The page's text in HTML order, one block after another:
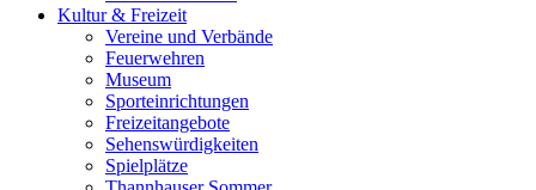
Kultur & Freizeit
Vereine und Verbände
Feuerwehren
Museum
Sporteinrichtungen
Freizeitangebote
Sehenswürdigkeiten
Spielplätze